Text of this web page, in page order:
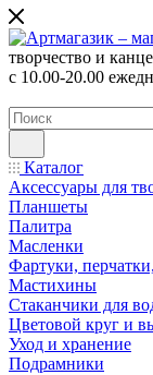
творчество и
с 10.00-20.00
Каталог
Аксессуары для
Планшеты
Палитра
Масленки
Фартуки,
Мастихины
Стаканчики для
Цветовой круг и
Уход и хранение
Подрамники